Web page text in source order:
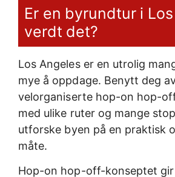
Er en byrundtur i
verdt det?
Los Angeles er en utrolig
mye å oppdage. Benytt deg
velorganiserte hop-on hop-
med ulike ruter og mange
utforske byen på en praktisk
måte.
Hop-on hop-off-konseptet gir